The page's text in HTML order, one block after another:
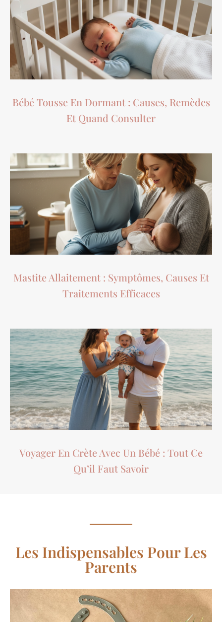
Bébé Tousse En Dormant : Causes, Remèdes
Et Quand Consulter
Mastite Allaitement : Symptômes, Causes Et
Traitements Efficaces
Voyager En Crète Avec Un Bébé : Tout Ce
Qu’il Faut Savoir
Les Indispensables Pour Les
Parents